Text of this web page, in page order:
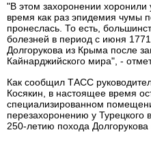
"В этом захоронении
время как раз эпидемия чумы
пронеслась. То есть,
болезней в период с июня
Долгорукова из Крыма после
Кайнарджийского мира", -
Как сообщил ТАСС
Косякин, в настоящее время
специализированном
перезахоронению у Турецкого
250-летию похода Долгорукова